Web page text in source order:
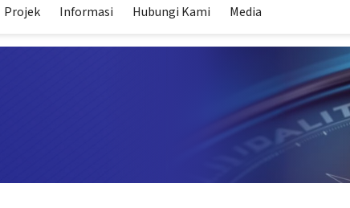
Projek Informasi Hubungi Kami Media